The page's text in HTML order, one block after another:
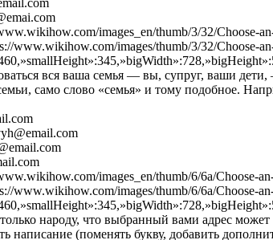
images_en/thumb/3/32/Choose-
www.wikihow.com/images/thumb/3/32/Choose-
вся ваша семья — вы, супруг, ваши
само слово «семья» и тому подобное.
images_en/thumb/6/6a/Choose-
www.wikihow.com/images/thumb/6/6a/Choose-
народу, что выбранный вами адрес
написание (поменять букву, добавить